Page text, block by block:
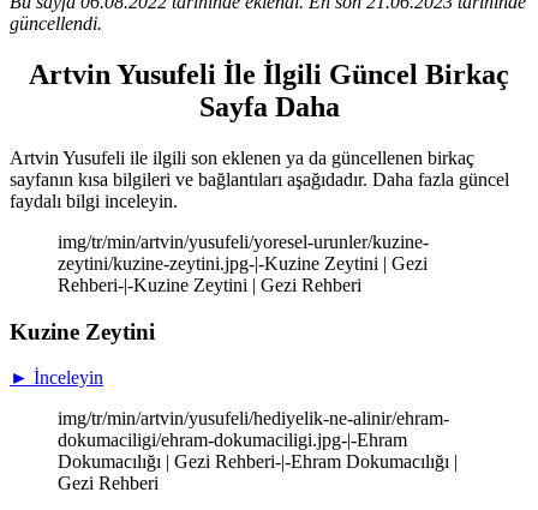
güncellendi.
Artvin Yusufeli İle İlgili Güncel Birkaç
Sayfa Daha
Artvin Yusufeli ile ilgili son eklenen ya da güncellenen birkaç
sayfanın kısa bilgileri ve bağlantıları aşağıdadır. Daha fazla güncel
faydalı bilgi inceleyin.
img/tr/min/artvin/yusufeli/yoresel-urunler/kuzine-
zeytini/kuzine-zeytini.jpg-|-Kuzine Zeytini | Gezi
Rehberi-|-Kuzine Zeytini | Gezi Rehberi
Kuzine Zeytini
► İnceleyin
img/tr/min/artvin/yusufeli/hediyelik-ne-alinir/ehram-
dokumaciligi/ehram-dokumaciligi.jpg-|-Ehram
Dokumacılığı | Gezi Rehberi-|-Ehram Dokumacılığı |
Gezi Rehberi